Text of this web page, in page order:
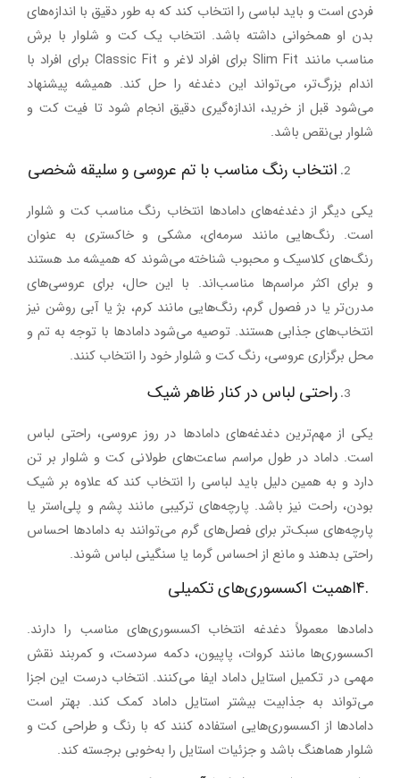
فردی است و باید لباسی را انتخاب کند که به طور دقیق با اندازه‌های
بدن او همخوانی داشته باشد. انتخاب یک کت و شلوار با برش
مناسب مانند Slim Fit برای افراد لاغر و Classic Fit برای افراد با
اندام بزرگ‌تر، می‌تواند این دغدغه را حل کند. همیشه پیشنهاد
می‌شود قبل از خرید، اندازه‌گیری دقیق انجام شود تا فیت کت و
شلوار بی‌نقص باشد.
انتخاب رنگ مناسب با تم عروسی و سلیقه شخصی
یکی دیگر از دغدغه‌های دامادها انتخاب رنگ مناسب کت و شلوار
است. رنگ‌هایی مانند سرمه‌ای، مشکی و خاکستری به عنوان
رنگ‌های کلاسیک و محبوب شناخته می‌شوند که همیشه مد هستند
و برای اکثر مراسم‌ها مناسب‌اند. با این حال، برای عروسی‌های
مدرن‌تر یا در فصول گرم، رنگ‌هایی مانندکرم، بژ یا آبی روشن نیز
انتخاب‌های جذابی هستند. توصیه می‌شود دامادها با توجه به تم و
محل برگزاری عروسی، رنگ کت و شلوار خود را انتخاب کنند.
راحتی لباس در کنار ظاهر شیک
یکی از مهم‌ترین دغدغه‌های دامادها در روز عروسی، راحتی لباس
است. داماد در طول مراسم ساعت‌های طولانی کت و شلوار بر تن
دارد و به همین دلیل باید لباسی را انتخاب کند که علاوه بر شیک
بودن، راحت نیز باشد. پارچه‌های ترکیبی مانند پشم و پلی‌استریا
پارچه‌های سبک‌تر برای فصل‌های گرم می‌توانند به دامادها احساس
راحتی بدهند و مانع از احساس گرما یا سنگینی لباس شوند.
4.اهمیت اکسسوری‌های تکمیلی
دامادها معمولاً دغدغه انتخاب اکسسوری‌های مناسب را دارند.
اکسسوری‌ها مانندکروات، پاپیون، دکمه سردست، و کمربند نقش
مهمی در تکمیل استایل داماد ایفا می‌کنند. انتخاب درست این اجزا
می‌تواند به جذابیت بیشتر استایل داماد کمک کند. بهتر است
دامادها از اکسسوری‌هایی استفاده کنند که با رنگ و طراحی کت و
شلوار هماهنگ باشد و جزئیات استایل را به‌خوبی برجسته کند.